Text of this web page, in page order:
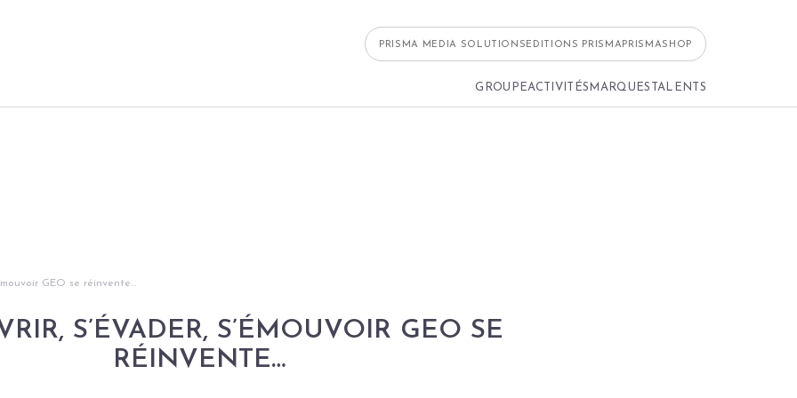
PRISMA MEDIA SOLUTIONS EDITIONS PRISMA PRISMASHOP
GROUPEACTIVITÉS MARQUES TALENTS
GEO se réinvente…
S’ÉVADER, S’ÉMOUVOIR GEO SE
RÉINVENTE…